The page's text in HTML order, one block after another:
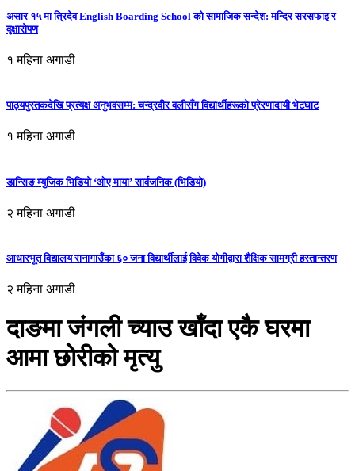
असार १५ मा त्रिदेव English Boarding School को सामाजिक सन्देश: मन्दिर सरसफाइ र
वृक्षारोपण
१ महिना अगाडी
पाठ्यपुस्तकदेखि प्रत्यक्ष अनुभवसम्म: चन्द्रवीर वलीसँग विद्यार्थीहरूको प्रेरणादायी भेटघाट
१ महिना अगाडी
डान्सिङ म्युजिक भिडियो ‘ओए माया’ सार्वजनिक (भिडियो)
२ महिना अगाडी
आधारभूत विद्यालय रानागाउँका ६० जना विद्यार्थीलाई विवेक योगीद्वारा शैक्षिक सामग्री हस्तान्तरण
२ महिना अगाडी
दाङमा जंगली च्याउ खाँदा एकै घरमा
आमा छोरीको मृत्यु